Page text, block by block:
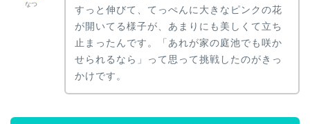
なつ
すっと伸びて、てっぺんに大きなピンクの花
が開いてる様子が、あまりにも美しくて立ち
止まったんです。「あれが家の庭池でも咲か
せられるなら」って思って挑戦したのがきっ
かけです。